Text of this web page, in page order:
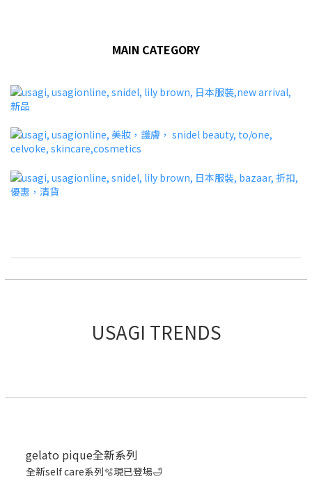
MAIN CATEGORY
USAGI TRENDS
gelato pique全新系列
全新self care系列🫧現已登場🛁